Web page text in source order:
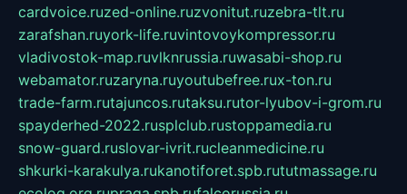
cardvoice.ruzed-online.ruzvonitut.ruzebra-tlt.ru
zarafshan.ruyork-life.ruvintovoykompressor.ru
vladivostok-map.ruvlknrussia.ruwasabi-shop.ru
webamator.ruzaryna.ruyoutubefree.rux-ton.ru
trade-farm.rutajuncos.rutaksu.rutor-lyubov-i-grom.ru
spayderhed-2022.rusplclub.rustoppamedia.ru
snow-guard.ruslovar-ivrit.rucleanmedicine.ru
shkurki-karakulya.rukanotiforet.spb.rututmassage.ru